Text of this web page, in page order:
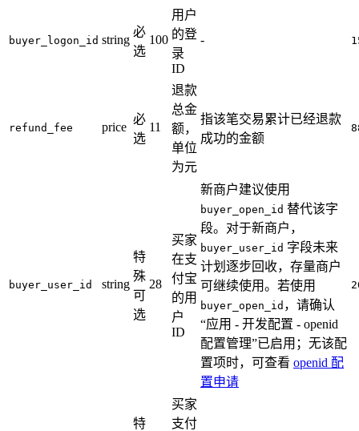
buyer_logon_id string
必
选
100
用户
的登
录
ID
-
refund_fee price
必
选
11
退款
总金
额，
单位
为元
指该笔交易累计已经退款
成功的金额
buyer_user_id string
特
殊
可
选
28
买家
在支
付宝
的用
户
ID
新商户建议使用
buyer_open_id 替代该字
段。对于新商户，
buyer_user_id 字段未来
计划逐步回收，存量商户
可继续使用。若使用
buyer_open_id ，请确认
“应用 - 开发配置 - openid
配置管理”已启用；无该配
置项时，可查看 openid 配
置申请
特
买家
支付